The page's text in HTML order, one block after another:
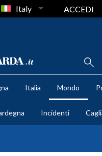
Italy ACCEDI
Italia Mondo
Incidenti